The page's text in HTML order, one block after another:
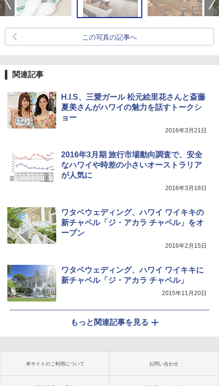
この写真の記事へ
関連記事
H.I.S、三愛ガール 松元絵里花さんと斎藤
夏美さんがハワイの魅力を話すトークシ
ョー
2016年3月21日
2016年3月期 旅行市場動向調査で、安全
なハワイや時差の小さいオーストラリア
が人気に
2016年3月18日
ワタベウェディング、ハワイ ワイキキの
新チャペル「ジ・アカラ チャペル」をオ
ープン
2016年2月15日
ワタベウェディング、ハワイ ワイキキに
新チャペル「ジ・アカラ チャペル」
2015年11月20日
もっと関連記事を見る
本サイトのご利用について お問い合わせ